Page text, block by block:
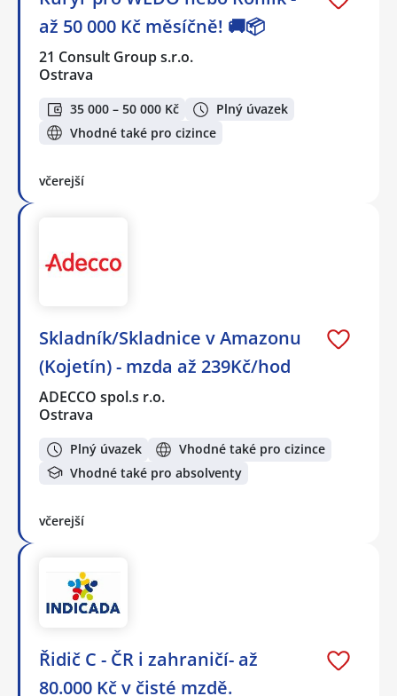
až 50 000 Kč měsíčně! 🚚📦
21 Consult Group s.r.o.
Ostrava
35 000 – 50 000 Kč
Plný úvazek
Vhodné také pro cizince
včerejší
Skladník/Skladnice v Amazonu
(Kojetín) - mzda až 239Kč/hod
ADECCO spol.s r.o.
Ostrava
Plný úvazek
Vhodné také pro cizince
Vhodné také pro absolventy
včerejší
Řidič C - ČR i zahraničí- až
80.000 Kč v čisté mzdě.